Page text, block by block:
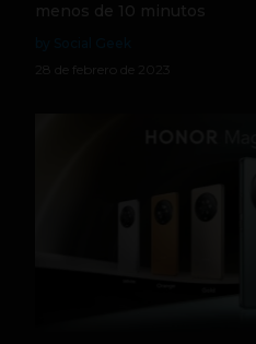
menos de 10 minutos
28 de febrero de 2023